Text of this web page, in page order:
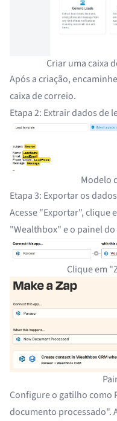
Criar uma caixa
Após a criação,
caixa de correio.
Etapa 2: Extrair dados de
Modelo
Etapa 3: Exportar os
Acesse "Exportar", clique
"Wealthbox" e o painel
Clique em
Configure o gatilho como
documento processado".